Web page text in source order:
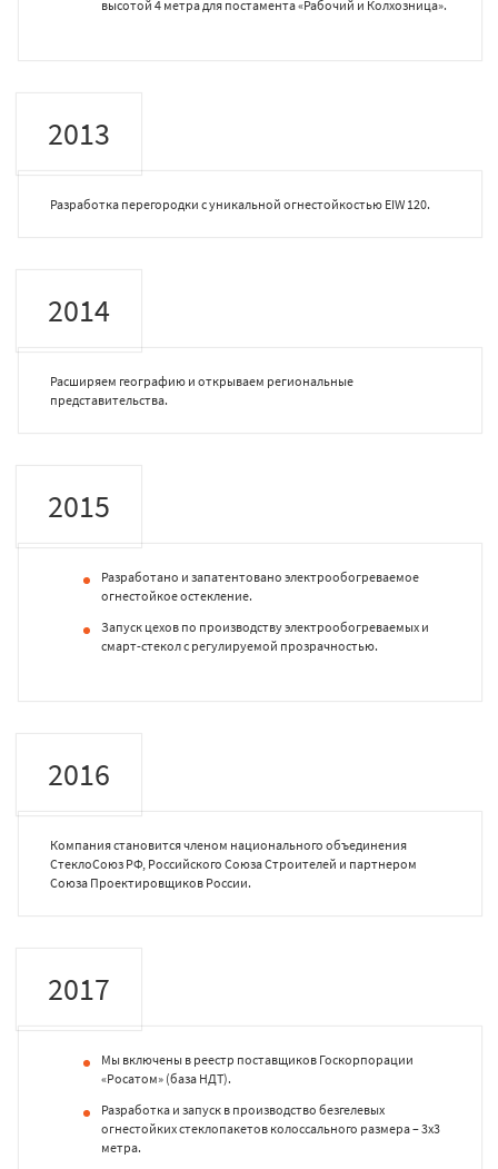
высотой 4 метра для постамента «Рабочий и Колхозница».
2013
Разработка перегородки с уникальной огнестойкостью EIW 120.
2014
Расширяем географию и открываем региональные
представительства.
2015
Разработано и запатентовано электрообогреваемое
огнестойкое остекление.
Запуск цехов по производству электрообогреваемых и
смарт-стекол с регулируемой прозрачностью.
2016
Компания становится членом национального объединения
СтеклоСоюз РФ, Российского Союза Строителей и партнером
Союза Проектировщиков России.
2017
Мы включены в реестр поставщиков Госкорпорации
«Росатом» (база НДТ).
Разработка и запуск в производство безгелевых
огнестойких стеклопакетов колоссального размера – 3х3
метра.